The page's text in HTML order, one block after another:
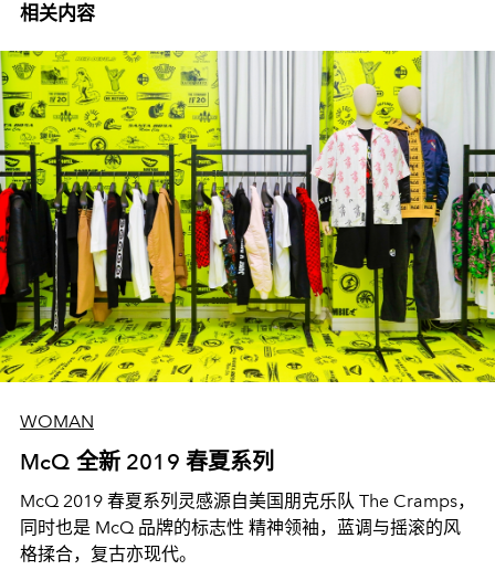
相关内容
WOMAN
McQ 全新 2019 春夏系列
McQ 2019 春夏系列灵感源自美国朋克乐队 The Cramps，
同时也是 McQ 品牌的标志性 精神领袖，蓝调与摇滚的风
格揉合，复古亦现代。